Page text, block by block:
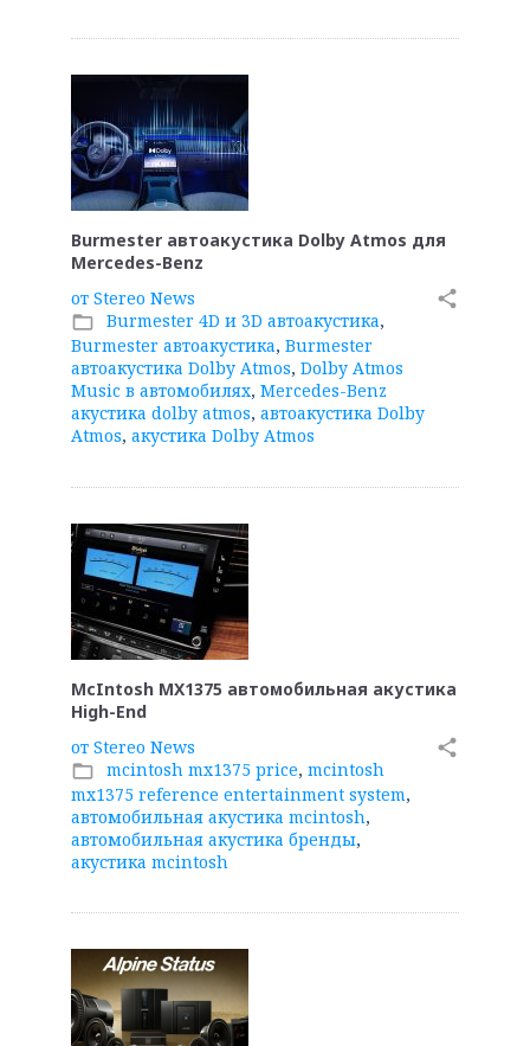
Burmester автоакустика Dolby Atmos для
Mercedes-Benz
от Stereo News
folder_open Burmester 4D и 3D автоакустика,
Burmester автоакустика, Burmester
автоакустика Dolby Atmos, Dolby Atmos
Music в автомобилях, Mercedes-Benz
акустика dolby atmos, автоакустика Dolby
Atmos, акустика Dolby Atmos
share
McIntosh MX1375 автомобильная акустика
High-End
от Stereo News
folder_open mcintosh mx1375 price, mcintosh
mx1375 reference entertainment system,
автомобильная акустика mcintosh,
автомобильная акустика бренды,
акустика mcintosh
share